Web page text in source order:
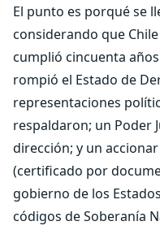
El punto es porqué se
considerando que
cumplió cincuenta
rompió el Estado de
representaciones
respaldaron; un Poder
dirección; y un
(certificado por
gobierno de los
códigos de Soberanía